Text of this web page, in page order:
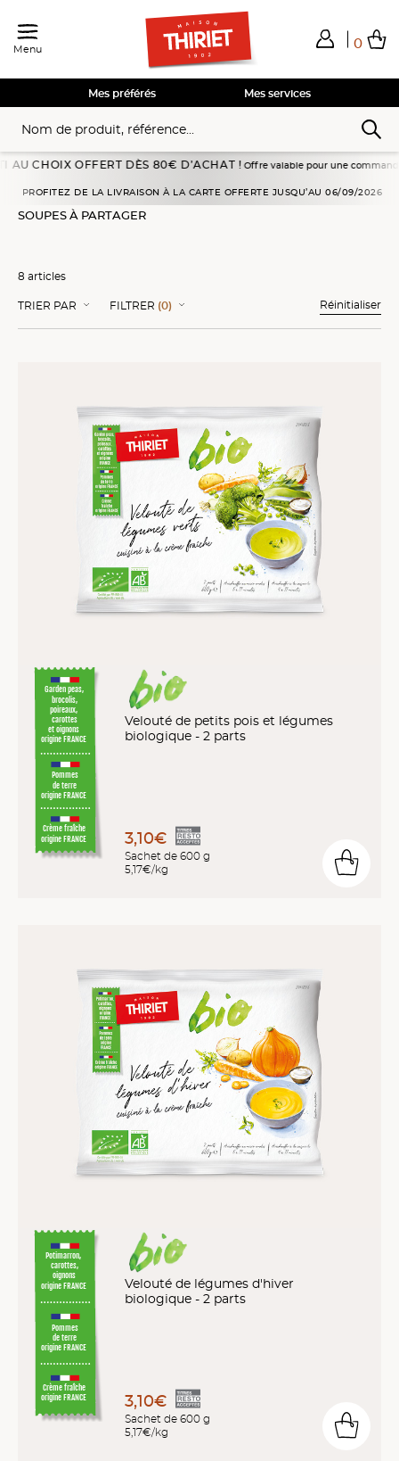
Menu 0
Total de mes achats
Voir mon panier
Voir mon panier
Voir mon panier
Voir mon panier
Mes services
Mes préférés
OFFERT DÈS 80€ D’ACHAT !Offre valable pour une commande passée
PROFITEZ DE LA LIVRAISON À LA CARTE OFFERTE JUSQU’AU 06/09/2026
SOUPES À PARTAGER
8 articles
TRIER PAR FILTRER (0) Réinitialiser
Garden peas,
brocolis,
poireaux,
carottes
et oignons
origine FRANCE
Crème fraîche
origine FRANCE
Pommes
de terre
origine FRANCE
Velouté de petits pois et légumes
biologique - 2 parts
3,10€
Sachet de 600 g
5,17€/kg
Potimarron,
carottes,
oignons
origine FRANCE
Crème fraîche
origine FRANCE
Pommes
de terre
origine FRANCE
Velouté de légumes d'hiver
biologique - 2 parts
3,10€
Sachet de 600 g
5,17€/kg